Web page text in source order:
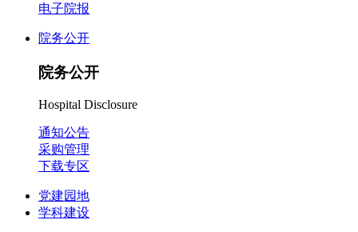
电子院报
院务公开
院务公开
Hospital Disclosure
通知公告
采购管理
下载专区
党建园地
学科建设